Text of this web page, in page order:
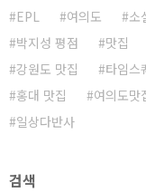
EPL
여의도 소
박지성 평점
맛집
강원도 맛집
타임스
홍대 맛집
여의도맛
일상다반사
검색